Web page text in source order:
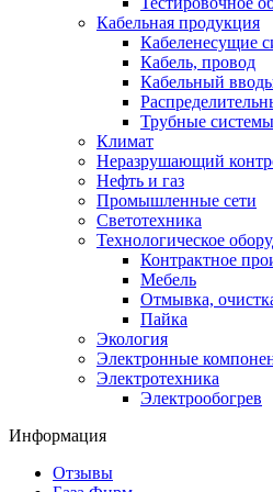
Кабельная продукция
Кабеленесущие
Кабель, провод
Кабельный
Трубные
Климат
Неразрушающий
Нефть и газ
Промышленные сети
Светотехника
Технологическое
Контрактное
Мебель
Отмывка,
Пайка
Экология
Электронные
Электротехника
Электрообогрев
Информация
Отзывы